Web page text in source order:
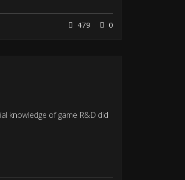
479 0
knowledge of game R&D did